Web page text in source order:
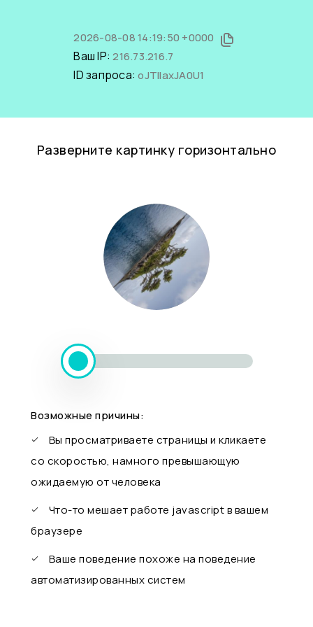
2026-08-08 14:19:50 +0000
Ваш IP:216.73.216.7
ID запроса:oJTIIaxJA0U1
Разверните картинку горизонтально
Возможные причины:
Вы просматриваете страницы и кликаете
со скоростью, намного превышающую
ожидаемую от человека
Что-то мешает работе javascript в вашем
браузере
Ваше поведение похоже на поведение
автоматизированных систем